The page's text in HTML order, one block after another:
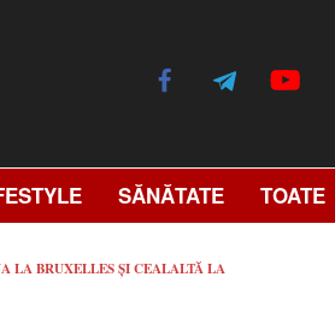
SĂNĂTATE TOATE
LA BRUXELLES ȘI CEALALTĂ LA